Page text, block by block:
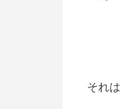
それ